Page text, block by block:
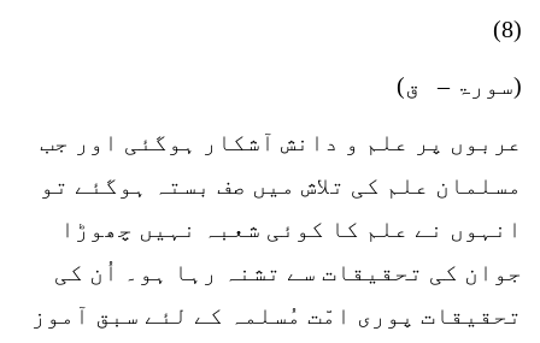
(8)
(سورۃ – ق)
عربوں پر علم و دانش آشکار ہوگئی اور جب
مسلمان علم کی تلاش میں صف بستہ ہوگئے تو
انہوں نے علم کا کوئی شعبہ نہیں چھوڑا
جوان کی تحقیقات سے تشنہ رہا ہو۔ اُن کی
تحقیقات پوری امّت مُسلمہ کے لئے سبق آموز